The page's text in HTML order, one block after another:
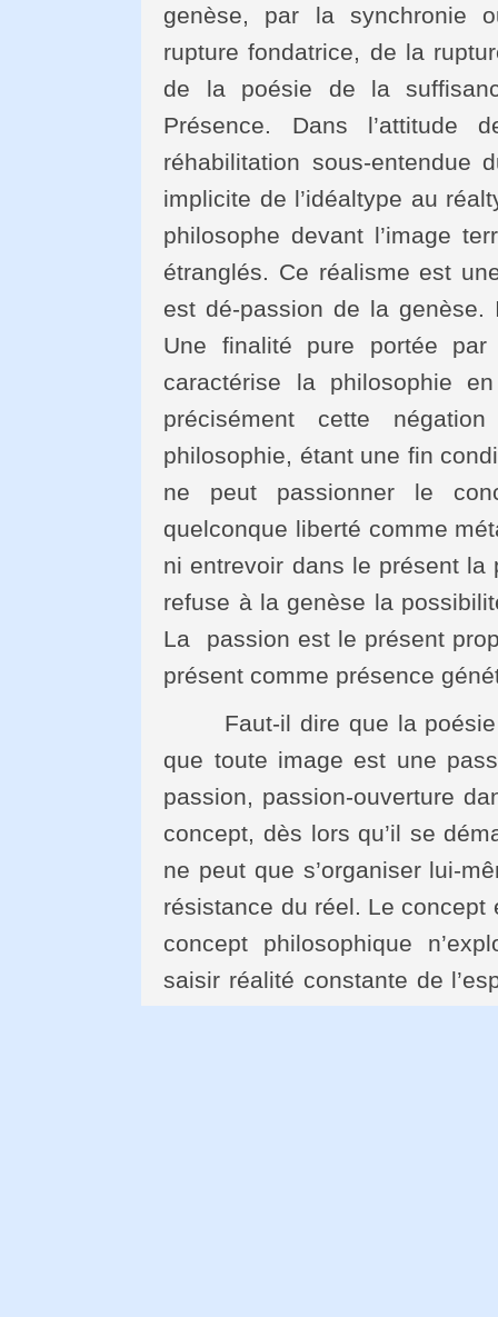
genèse, par la synchronie
rupture fondatrice, de la
de la poésie de la
Présence. Dans
réhabilitation sous-
implicite de l’idéaltype au
philosophe devant l’image
étranglés. Ce réalisme est
est dé-passion de la
Une finalité pure portée
caractérise la philosophie
précisément cette
philosophie, étant une fin
ne peut passionner le
quelconque liberté comme
ni entrevoir dans le présent
refuse à la genèse la
La passion est le présent
présent comme présence
Faut-il dire que la poésie
que toute image est une
passion, passion-ouverture
concept, dès lors qu’il se
ne peut que s’organiser lui-
résistance du réel. Le
concept philosophique
saisir réalité constante de